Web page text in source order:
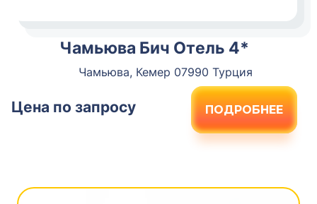
Чамьюва Бич Отель 4*
Чамьюва, Кемер 07990 Турция
Цена по запросу ПОДРОБНЕЕ